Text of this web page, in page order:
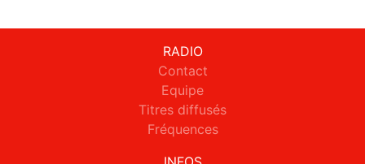
RADIO
Contact
Equipe
Titres diffusés
Fréquences